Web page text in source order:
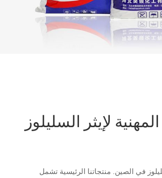
لإيثر السليلوز
في الصين. منتجاتنا الرئيسية تشمل